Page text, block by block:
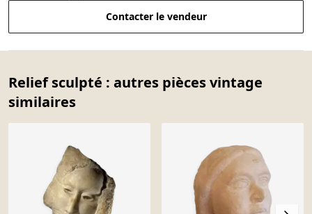
Contacter le vendeur
Relief sculpté : autres pièces vintage
similaires